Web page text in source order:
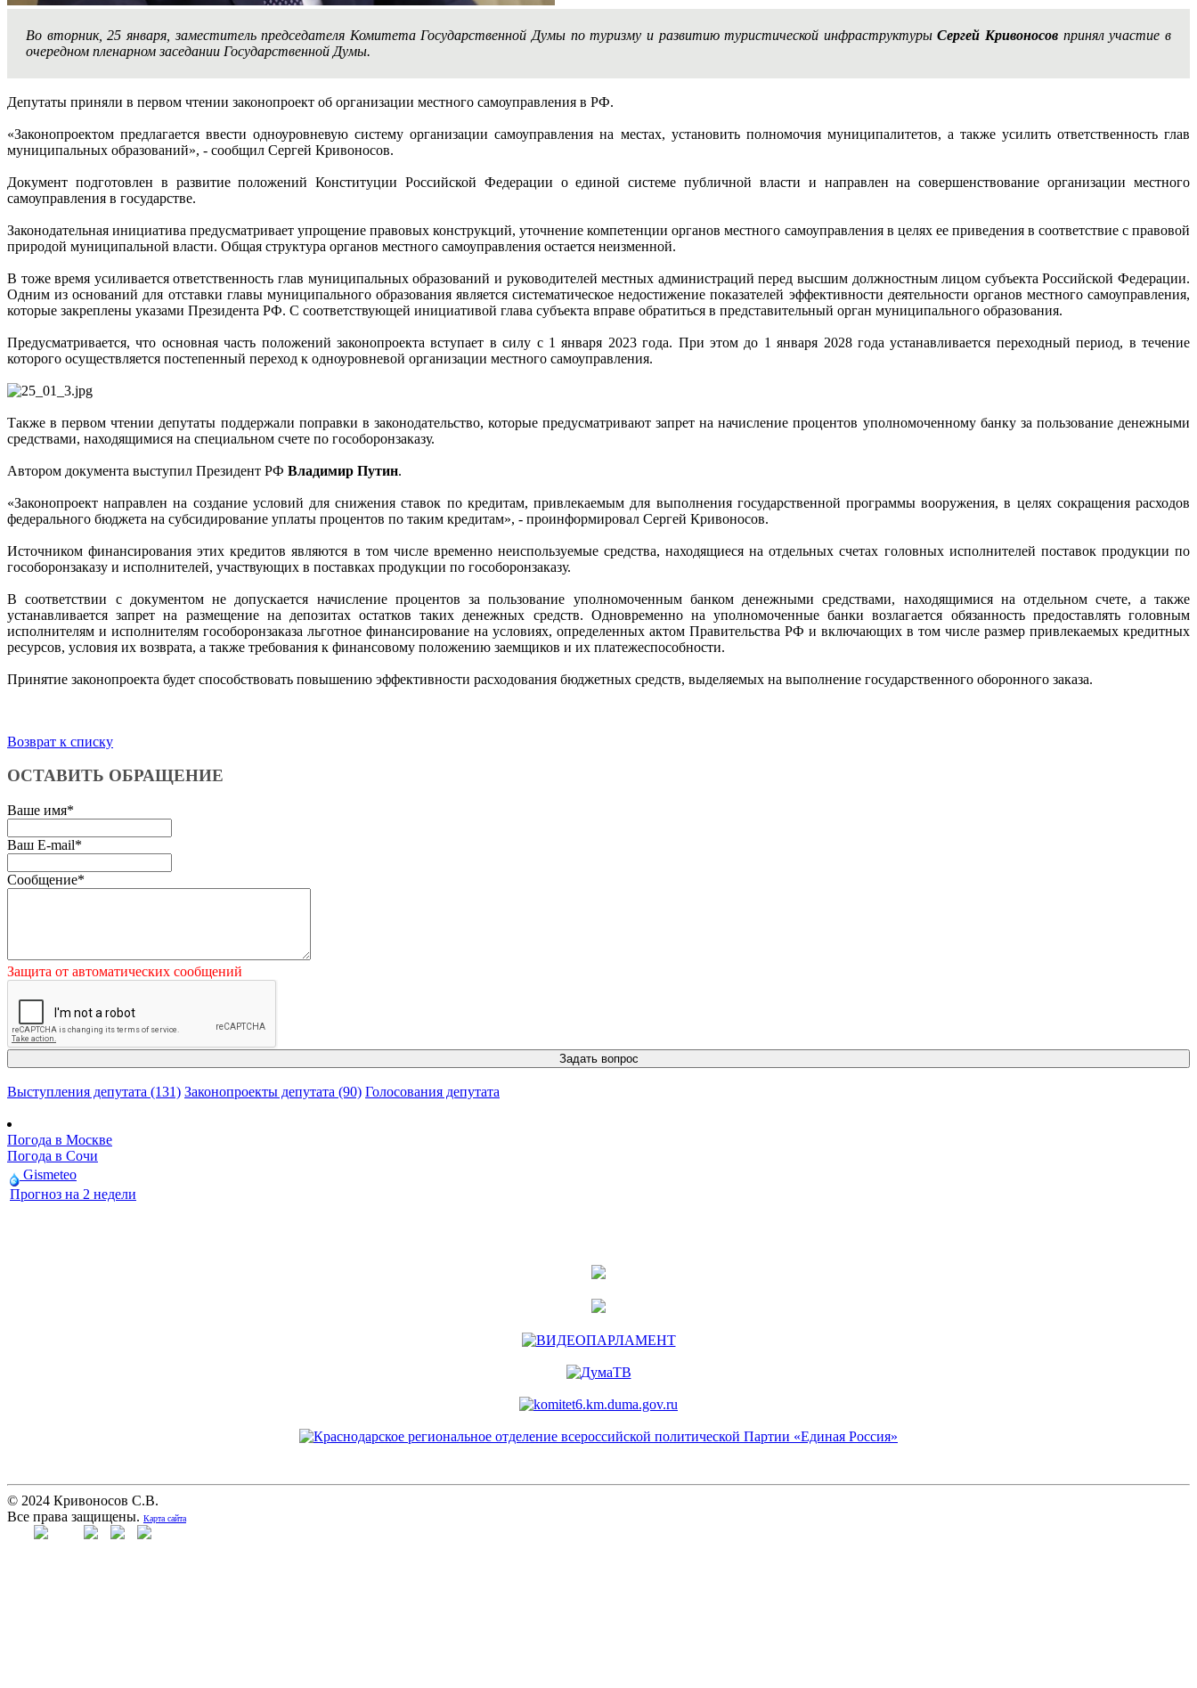
Во вторник, 25 января, заместитель председателя Комитета Государственной Думы по туризму и развитию туристической инфраструктурыСергей Кривоносов принял участие в
очередном пленарном заседании Государственной Думы.
Депутаты приняли в первом чтении законопроект об организации местного самоуправления в РФ.
«Законопроектом предлагается ввести одноуровневую систему организации самоуправления на местах, установить полномочия муниципалитетов, а также усилить ответственность глав
муниципальных образований», - сообщил Сергей Кривоносов.
Документ подготовлен в развитие положений Конституции Российской Федерации о единой системе публичной власти и направлен на совершенствование организации местного
самоуправления в государстве.
Законодательная инициатива предусматривает упрощение правовых конструкций, уточнение компетенции органов местного самоуправления в целях ее приведения в соответствие с правовой
природой муниципальной власти. Общая структура органов местного самоуправления остается неизменной.
В тоже время усиливается ответственность глав муниципальных образований и руководителей местных администраций перед высшим должностным лицом субъекта Российской Федерации.
Одним из оснований для отставки главы муниципального образования является систематическое недостижение показателей эффективности деятельности органов местного самоуправления,
которые закреплены указами Президента РФ. С соответствующей инициативой глава субъекта вправе обратиться в представительный орган муниципального образования.
Предусматривается, что основная часть положений законопроекта вступает в силу с 1 января 2023 года. При этом до 1 января 2028 года устанавливается переходный период, в течение
которого осуществляется постепенный переход к одноуровневой организации местного самоуправления.
Также в первом чтении депутаты поддержали поправки в законодательство, которые предусматривают запрет на начисление процентов уполномоченному банку за пользование денежными
средствами, находящимися на специальном счете по гособоронзаказу.
Автором документа выступил Президент РФ Владимир Путин.
«Законопроект направлен на создание условий для снижения ставок по кредитам, привлекаемым для выполнения государственной программы вооружения, в целях сокращения расходов
федерального бюджета на субсидирование уплаты процентов по таким кредитам», - проинформировал Сергей Кривоносов.
Источником финансирования этих кредитов являются в том числе временно неиспользуемые средства, находящиеся на отдельных счетах головных исполнителей поставок продукции по
гособоронзаказу и исполнителей, участвующих в поставках продукции по гособоронзаказу.
В соответствии с документом не допускается начисление процентов за пользование уполномоченным банком денежными средствами, находящимися на отдельном счете, а также
устанавливается запрет на размещение на депозитах остатков таких денежных средств. Одновременно на уполномоченные банки возлагается обязанность предоставлять головным
исполнителям и исполнителям гособоронзаказа льготное финансирование на условиях, определенных актом Правительства РФ и включающих в том числе размер привлекаемых кредитных
ресурсов, условия их возврата, а также требования к финансовому положению заемщиков и их платежеспособности.
Принятие законопроекта будет способствовать повышению эффективности расходования бюджетных средств, выделяемых на выполнение государственного оборонного заказа.
Возврат к списку
ОСТАВИТЬ ОБРАЩЕНИЕ
Ваше имя*
Ваш E-mail*
Сообщение*
Защита от автоматических сообщений
Выступления депутата (131) Законопроекты депутата (90) Голосования депутата
Погода в Москве
Погода в Сочи
Gismeteo
Прогноз на 2 недели
© 2024 Кривоносов С.В.
Все права защищены. Карта сайта